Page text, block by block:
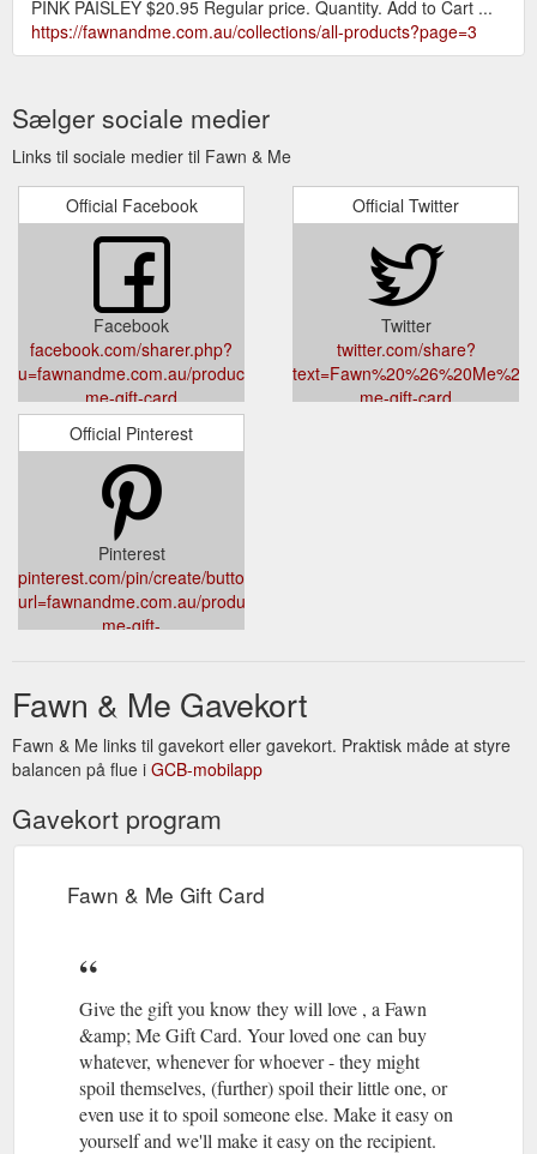
PINK PAISLEY $20.95 Regular price. Quantity. Add to Cart ...
https://fawnandme.com.au/collections/all-products?page=3
Sælger sociale medier
Links til sociale medier til Fawn & Me
Official Facebook
Facebook
facebook.com/sharer.php?
u=fawnandme.com.au/products/fawn-
me-gift-card
Official Twitter
Twitter
twitter.com/share?
me-gift-card
Official Pinterest
Pinterest
pinterest.com/pin/create/button/?
url=fawnandme.com.au/products/fawn-
me-gift-
31031557b4b8_1024x1024.png?
v=1597459282&description=Fawn%20%26%20Me%20Gift%20Card
Fawn & Me Gavekort
Fawn & Me links til gavekort eller gavekort. Praktisk måde at styre
balancen på flue i GCB-mobilapp
Gavekort program
Fawn & Me Gift Card
Give the gift you know they will love , a Fawn
&amp; Me Gift Card. Your loved one can buy
whatever, whenever for whoever - they might
spoil themselves, (further) spoil their little one, or
even use it to spoil someone else. Make it easy on
yourself and we'll make it easy on the recipient.